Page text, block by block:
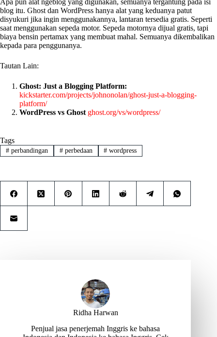
blog itu. Ghost dan WordPress hanya alat yang keduanya patut
disyukuri jika ingin menggunakannya, lantaran tersedia gratis. Seperti
saat menggunakan sepeda motor. Sepeda motornya dijual gratis, tapi
biaya bensin pertamax yang membuat mahal. Semuanya dikembalikan
kepada para penggunanya.
Tautan Lain:
Ghost: Just a Blogging Platform:
kickstarter.com/projects/johnonolan/ghost-just-a-blogging-
platform/
WordPress vs Ghost ghost.org/vs/wordpress/
Tags
#perbandingan #perbedaan # wordpress
Ridha Harwan
Penjual jasa penerjemah Inggris ke bahasa